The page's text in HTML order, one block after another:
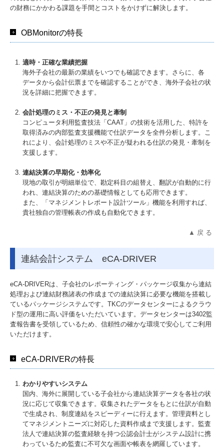
の財務にかかわる課題を手間とコストをかけずに解決します。
OBMonitorの特長
適時・正確な業績把握
海外子会社の最新の業績をいつでも確認できます。さらに、各
データから会計伝票までを確認することができ、海外子会社の状
況を詳細に把握できます。
会計処理のミス・不正の発見と牽制
コンピュータ利用監査技法「CAAT」の技術を活用した、特許を
取得済みの内部監査支援機能で仕訳データを全件分析します。こ
れにより、会計処理のミスや不正が疑われる仕訳の発見・牽制を
支援します。
連結決算の早期化・効率化
現地の取引が明細単位で、勘定科目の組替え、翻訳が自動的に行
われ、連結決算のための基礎情報としても応用できます。
また、「マネジメントレポート設計ツール」機能を利用すれば、
貴社独自の管理帳表の作成も自動化できます。
▲ 戻 る
連結会計システム eCA-DRIVER
eCA-DRIVERは、子会社のレポーティング・パッケージ収集から連結
処理および連結財務諸表の作成までの連結決算に必要な機能を搭載し
ているパッケージシステムです。 TKCのデータセンターによるクラウ
ド型の運用に高い評価をいただいています。データセンターは3402監
査報告書を受領しているため、信頼性の確かな環境で安心してご利用
いただけます。
eCA-DRIVERの特長
わかりやすいシステム
国内、海外に展開している子会社から連結決算データを各社の状
況に応じて収集できます。収集されたデータをもとに仕訳が自動
で生成され、制度連結をスピーディーに行えます。管理資料とし
てマネジメントニーズに対応した資料作成まで支援します。監査
法人で連結決算の監査経験を持つ公認会計士がシステム設計に携
わっているため監査に不可欠な画面や帳表を網羅しています。